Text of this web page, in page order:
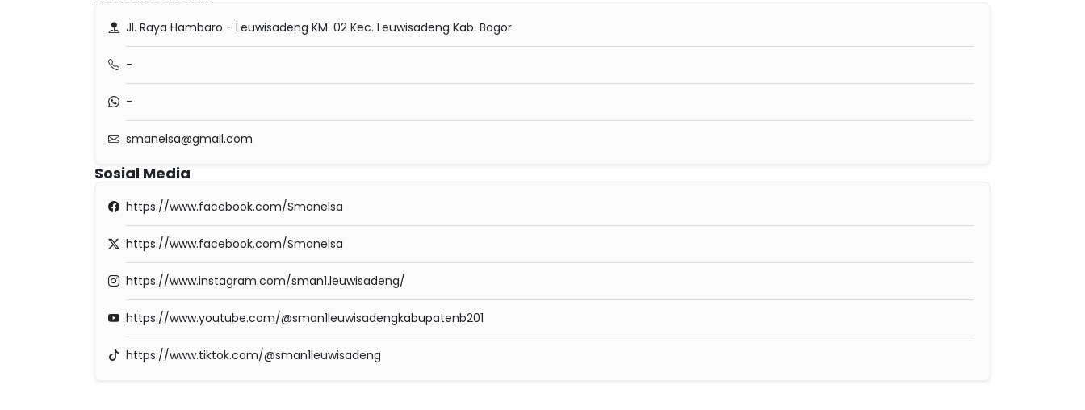
Jl. Raya Hambaro - Leuwisadeng KM. 02 Kec. Leuwisadeng Kab. Bogor
-
-
smanelsa@gmail.com
Sosial Media
https://www.facebook.com/Smanelsa
https://www.facebook.com/Smanelsa
https://www.instagram.com/sman1.leuwisadeng/
https://www.youtube.com/@sman1leuwisadengkabupatenb201
https://www.tiktok.com/@sman1leuwisadeng